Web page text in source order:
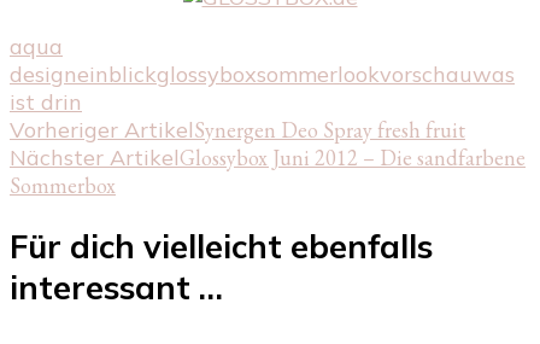
aqua
designeinblickglossyboxsommerlookvorschauwas
ist drin
Beitragsnavigation
Vorheriger ArtikelSynergen Deo Spray fresh fruit
Nächster ArtikelGlossybox Juni 2012 – Die sandfarbene
Sommerbox
Für dich vielleicht ebenfalls
interessant …